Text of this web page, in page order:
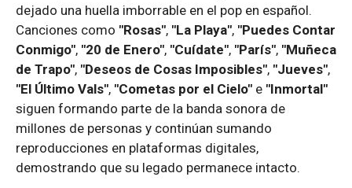
dejado una huella imborrable en el pop en español.
Canciones como "Rosas", "La Playa", "Puedes Contar
Conmigo", "20 de Enero", "Cuídate", "París", "Muñeca
de Trapo", "Deseos de Cosas Imposibles", "Jueves",
"El Último Vals", "Cometas por el Cielo" e "Inmortal"
siguen formando parte de la banda sonora de
millones de personas y continúan sumando
reproducciones en plataformas digitales,
demostrando que su legado permanece intacto.